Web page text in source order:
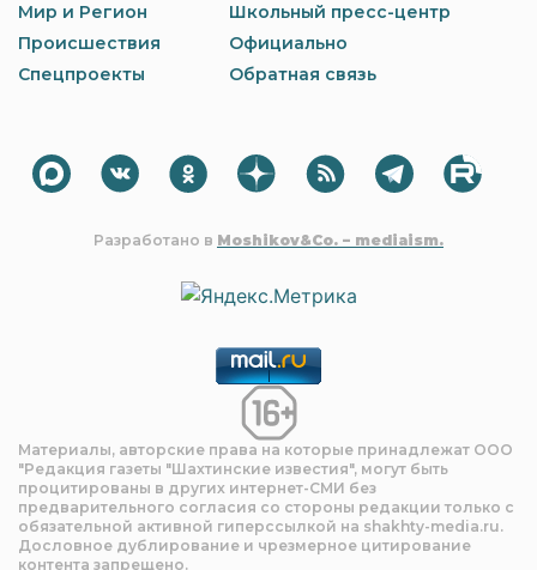
Мир и Регион
Происшествия
Спецпроекты
Школьный пресс-центр
Официально
Обратная связь
Разработано в Moshikov&Co. – mediaism.
Материалы, авторские права на которые принадлежат OOO
"Редакция газеты "Шахтинские известия", могут быть
процитированы в других интернет-СМИ без
предварительного согласия со стороны редакции только с
обязательной активной гиперссылкой на shakhty-media.ru.
Дословное дублирование и чрезмерное цитирование
контента запрещено.